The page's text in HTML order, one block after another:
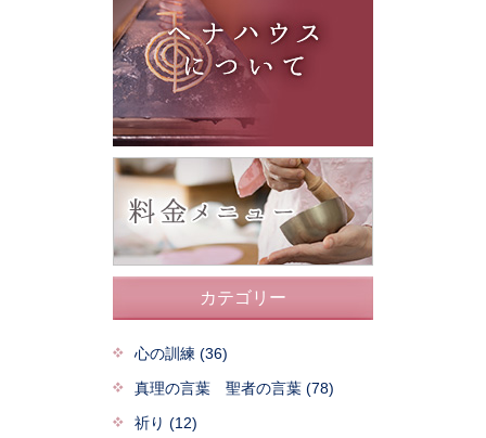
カテゴリー
心の訓練 (36)
真理の言葉 聖者の言葉 (78)
祈り (12)